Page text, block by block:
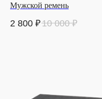
Мужской ремень
2 800 ₽10 000 ₽